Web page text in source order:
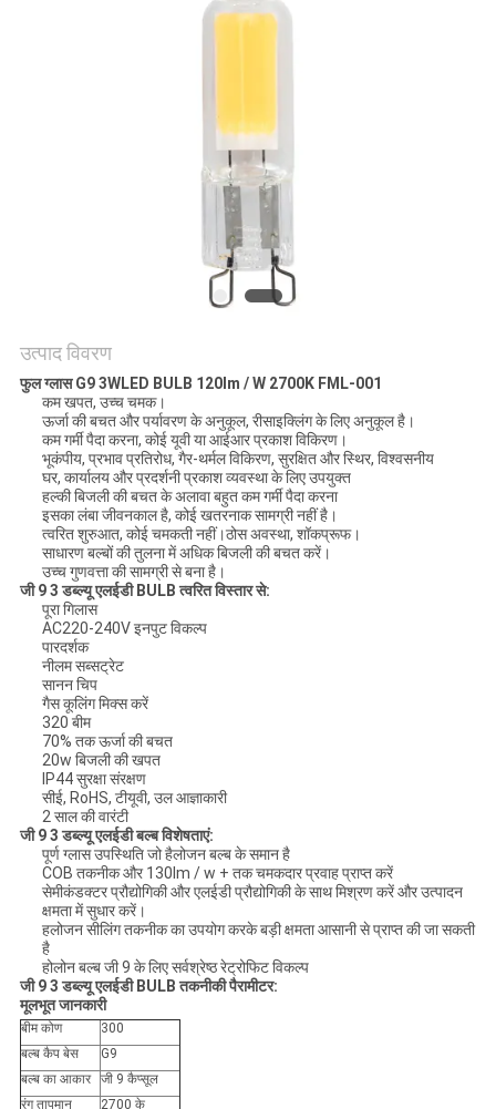
उत्पाद विवरण
फुल ग्लास G9 3WLED BULB 120lm / W 2700K FML-001
कम खपत, उच्च चमक।
ऊर्जा की बचत और पर्यावरण के अनुकूल, रीसाइक्लिंग के लिए अनुकूल है।
कम गर्मी पैदा करना, कोई यूवी या आईआर प्रकाश विकिरण।
भूकंपीय, प्रभाव प्रतिरोध, गैर-थर्मल विकिरण, सुरक्षित और स्थिर, विश्वसनीय
घर, कार्यालय और प्रदर्शनी प्रकाश व्यवस्था के लिए उपयुक्त
हल्की बिजली की बचत के अलावा बहुत कम गर्मी पैदा करना
इसका लंबा जीवनकाल है, कोई खतरनाक सामग्री नहीं है।
त्वरित शुरुआत, कोई चमकती नहीं।ठोस अवस्था, शॉकप्रूफ।
साधारण बल्बों की तुलना में अधिक बिजली की बचत करें।
उच्च गुणवत्ता की सामग्री से बना है।
जी 9 3 डब्ल्यूएलईडी BULB त्वरित विस्तार से:
पूरा गिलास
AC220-240V इनपुट विकल्प
पारदर्शक
नीलम सब्सट्रेट
सानन चिप
गैस कूलिंग मिक्स करें
320 बीम
70% तक ऊर्जा की बचत
20w बिजली की खपत
IP44 सुरक्षा संरक्षण
सीई, RoHS, टीयूवी, उल आज्ञाकारी
2 साल की वारंटी
जी 9 3 डब्ल्यूएलईडी बल्ब विशेषताएं:
पूर्ण ग्लास उपस्थिति जो हैलोजन बल्ब के समान है
COB तकनीक और 130lm / w + तक चमकदार प्रवाह प्राप्त करें
सेमीकंडक्टर प्रौद्योगिकी और एलईडी प्रौद्योगिकी के साथ मिश्रण करें और उत्पादन
क्षमता में सुधार करें।
हलोजन सीलिंग तकनीक का उपयोग करके बड़ी क्षमता आसानी से प्राप्त की जा सकती
है
होलोन बल्ब जी 9 के लिए सर्वश्रेष्ठ रेट्रोफिट विकल्प
जी 9 3 डब्ल्यूएलईडी BULB तकनीकी पैरामीटर:
मूलभूत जानकारी
बीम कोण
300
बल्ब कैप बेस
G9
बल्ब का आकार
जी 9 कैप्सूल
रंग तापमान
2700 के